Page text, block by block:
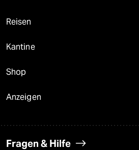
Reisen
Kantine
Shop
Anzeigen
Fragen & Hilfe